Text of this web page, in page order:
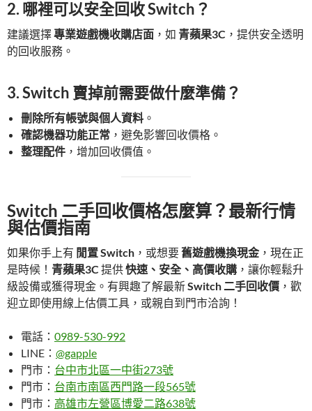
2. 哪裡可以安全回收 Switch？
建議選擇專業遊戲機收購店面 ，如 青蘋果3C ，提供安全透明
的回收服務。
3. Switch 賣掉前需要做什麼準備？
刪除所有帳號與個人資料 。
確認機器功能正常 ，避免影響回收價格。
整理配件 ，增加回收價值。
Switch 二手回收價格怎麼算？最新行情
與估價指南
如果你手上有 閒置 Switch ，或想要舊遊戲機換現金 ，現在正
是時候！ 青蘋果3C 提供快速、安全、高價收購 ，讓你輕鬆升
級設備或獲得現金。有興趣了解最新Switch 二手回收價 ，歡
迎立即使用線上估價工具，或親自到門市洽詢！
電話： 0989-530-992
LINE： @gapple
門市： 台中市北區一中街273號
門市： 台南市南區西門路一段565號
門市： 高雄市左營區博愛二路638號